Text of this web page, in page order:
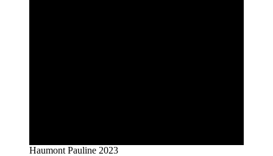
Haumont Pauline 2023